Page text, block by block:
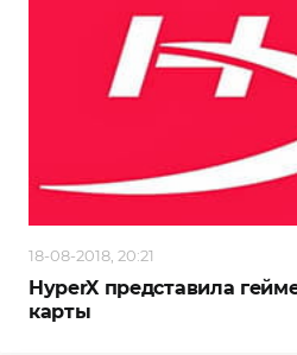
18-08-2018, 20:21
HyperX представила
карты